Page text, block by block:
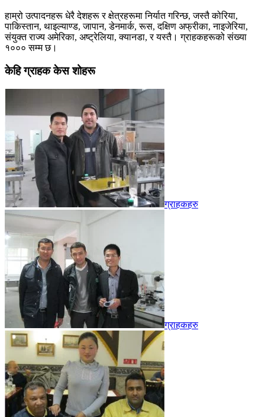
हाम्रो उत्पादनहरू धेरै देशहरू र क्षेत्रहरूमा निर्यात गरिन्छ, जस्तै कोरिया,
पाकिस्तान, थाइल्याण्ड, जापान, डेनमार्क, रूस, दक्षिण अफ्रीका, नाइजेरिया,
संयुक्त राज्य अमेरिका, अष्ट्रेलिया, क्यानडा, र यस्तै। ग्राहकहरूको संख्या
१००० सम्म छ।
केहि ग्राहक केस शोहरू
ग्राहकहरु
ग्राहकहरु